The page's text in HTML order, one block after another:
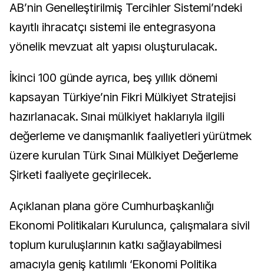
AB’nin Genelleştirilmiş Tercihler Sistemi’ndeki
kayıtlı ihracatçı sistemi ile entegrasyona
yönelik mevzuat alt yapısı oluşturulacak.
İkinci 100 günde ayrıca, beş yıllık dönemi
kapsayan Türkiye’nin Fikri Mülkiyet Stratejisi
hazırlanacak. Sınai mülkiyet haklarıyla ilgili
değerleme ve danışmanlık faaliyetleri yürütmek
üzere kurulan Türk Sınai Mülkiyet Değerleme
Şirketi faaliyete geçirilecek.
Açıklanan plana göre Cumhurbaşkanlığı
Ekonomi Politikaları Kurulunca, çalışmalara sivil
toplum kuruluşlarının katkı sağlayabilmesi
amacıyla geniş katılımlı ‘Ekonomi Politika